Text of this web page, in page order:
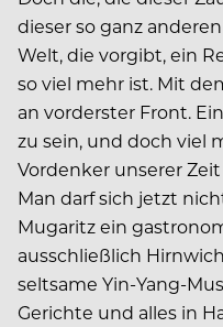
dieser so ganz
Welt, die vorgibt, ein
so viel mehr ist. Mit
an vorderster Front.
zu sein, und doch viel
Vordenker unserer
Man darf sich jetzt
Mugaritz ein
ausschließlich
seltsame Yin-Yang-
Gerichte und alles in